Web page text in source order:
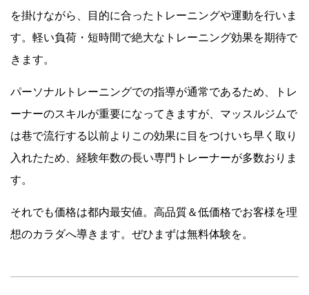
を掛けながら、目的に合ったトレーニングや運動を行いま
す。軽い負荷・短時間で絶大なトレーニング効果を期待で
きます。
パーソナルトレーニングでの指導が通常であるため、トレ
ーナーのスキルが重要になってきますが、マッスルジムで
は巷で流行する以前よりこの効果に目をつけいち早く取り
入れたため、経験年数の長い専門トレーナーが多数おりま
す。
それでも価格は都内最安値。高品質＆低価格でお客様を理
想のカラダへ導きます。ぜひまずは無料体験を。